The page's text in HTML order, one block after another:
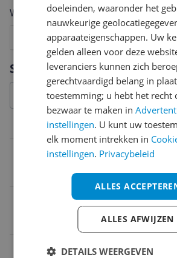
Specificaties
Toepasbaarheid
Gebruik in type voertuig
Overige kenmerken
Welk cijfer geef jij dit product?
7
6
5
4
3
2
doeleinden, waaronder het
nauwkeurige
apparaateigenschappen. Uw
gelden alleen voor deze
leveranciers kunnen zich
gerechtvaardigd belang in
toestemming; u hebt het recht
bezwaar te maken in
instellingen. U kunt uw
elk moment intrekken in
instellingen. Privacybeleid
ALLES
ALLES AFWIJZEN
DETAILS WEERGEVEN